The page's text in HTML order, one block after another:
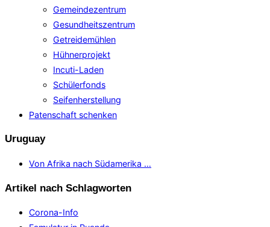
Gemeindezentrum
Gesundheitszentrum
Getreidemühlen
Hühnerprojekt
Incuti-Laden
Schülerfonds
Seifenherstellung
Patenschaft schenken
Uruguay
Von Afrika nach Südamerika …
Artikel nach Schlagworten
Corona-Info